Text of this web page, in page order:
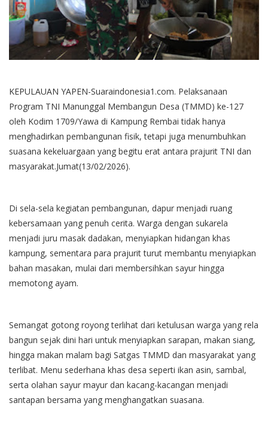
KEPULAUAN YAPEN-Suaraindonesia1.com. Pelaksanaan
Program TNI Manunggal Membangun Desa (TMMD) ke-127
oleh Kodim 1709/Yawa di Kampung Rembai tidak hanya
menghadirkan pembangunan fisik, tetapi juga menumbuhkan
suasana kekeluargaan yang begitu erat antara prajurit TNI dan
masyarakat.Jumat(13/02/2026).
Di sela-sela kegiatan pembangunan, dapur menjadi ruang
kebersamaan yang penuh cerita. Warga dengan sukarela
menjadi juru masak dadakan, menyiapkan hidangan khas
kampung, sementara para prajurit turut membantu menyiapkan
bahan masakan, mulai dari membersihkan sayur hingga
memotong ayam.
Semangat gotong royong terlihat dari ketulusan warga yang rela
bangun sejak dini hari untuk menyiapkan sarapan, makan siang,
hingga makan malam bagi Satgas TMMD dan masyarakat yang
terlibat. Menu sederhana khas desa seperti ikan asin, sambal,
serta olahan sayur mayur dan kacang-kacangan menjadi
santapan bersama yang menghangatkan suasana.